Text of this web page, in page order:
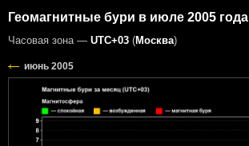
Геомагнитные бури в июле 2005 года
Часовая зона — UTC+03 (Москва)